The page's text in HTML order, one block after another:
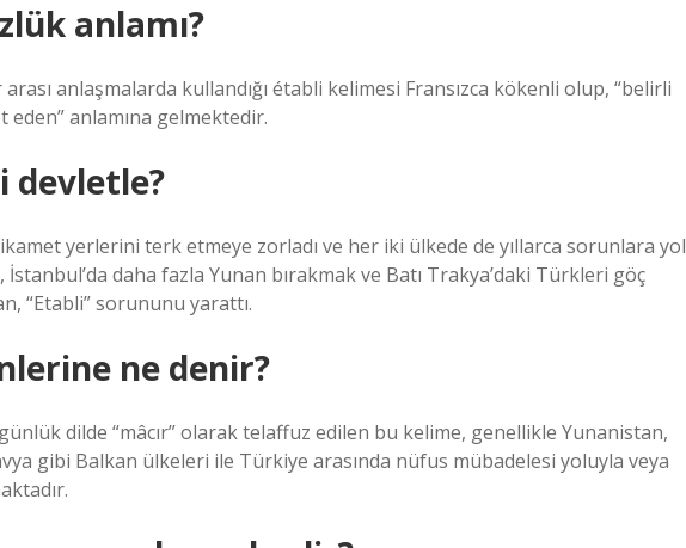
anlamı?
anlaşmalarda kullandığı établi kelimesi Fransızca kökenli olup, “belirli
anlamına gelmektedir.
devletle?
yerlerini terk etmeye zorladı ve her iki ülkede de yıllarca sorunlara yol
daha fazla Yunan bırakmak ve Batı Trakya’daki Türkleri göç
“Etabli” sorununu yarattı.
ne denir?
dilde “mâcır” olarak telaffuz edilen bu kelime, genellikle Yunanistan,
gibi Balkan ülkeleri ile Türkiye arasında nüfus mübadelesi yoluyla veya